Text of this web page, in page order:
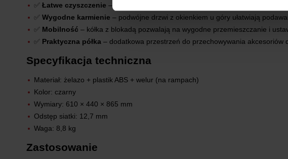
✅ Łatwe czyszczenie – wysuwana taca pokryta ABS-em, odporna na wilgoć i
✅ Wygodne karmienie – podwójne drzwi z okienkiem u góry ułatwiają
✅ Mobilność – kółka z blokadą pozwalają na wygodne przemieszczanie i
✅ Praktyczna półka – dodatkowa przestrzeń do przechowywania akcesoriów
Specyfikacja techniczna
Materiał: żelazo + plastik ABS + welur (na rampach)
Kolor: czarny
Wymiary: 610 × 440 × 865 mm
Odstęp siatki: 12,7 mm
Waga: 8,8 kg
Zastosowanie